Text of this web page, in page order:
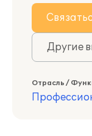
Другие
Отрасль /